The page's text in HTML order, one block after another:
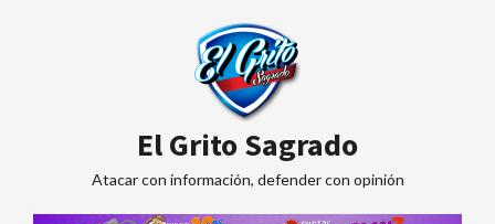
El Grito Sagrado
Atacar con información, defender con opinión